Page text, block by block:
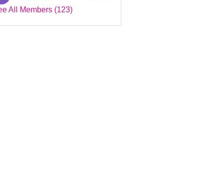
All Members (123)